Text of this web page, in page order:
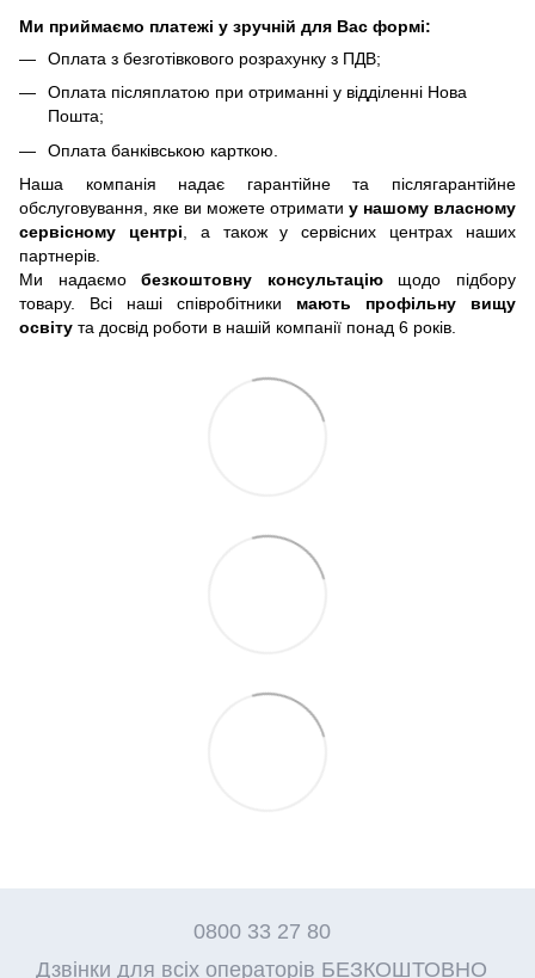
Ми приймаємо платежі у зручній для Вас формі:
Оплата з безготівкового розрахунку з ПДВ;
Оплата післяплатою при отриманні у відділенні Нова
Пошта;
Оплата банківською карткою.
Наша компанія надає гарантійне та післягарантійне
обслуговування, яке ви можете отримати у нашому власному
сервісному центрі , а також у сервісних центрах наших
партнерів.
Ми надаємобезкоштовну консультаціющодо підбору
товару. Всі наші співробітники мають профільну вищу
освіту та досвід роботи в нашій компанії понад 6 років.
0800 33 27 80
Дзвінки для всіх операторів БЕЗКОШТОВНО